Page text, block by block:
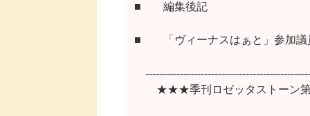
■　　編集後記
■　　「ヴィーナスはぁと」参加議
★★★季刊ロゼッタストーン第